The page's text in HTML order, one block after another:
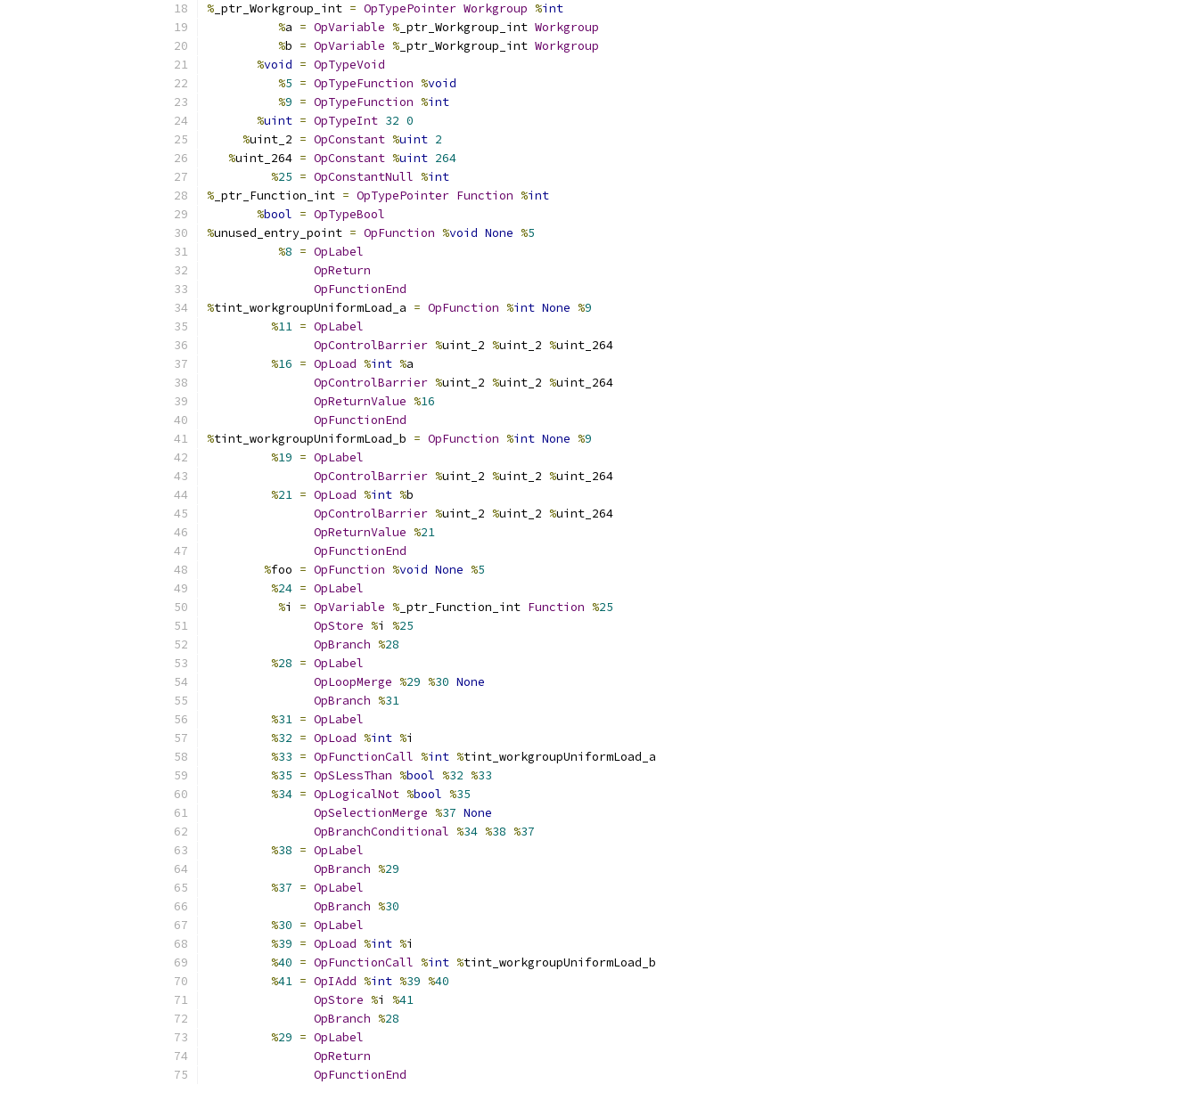
% _ptr_Workgroup_int = OpTypePointer Workgroup %int
%a = OpVariable % _ptr_Workgroup_int Workgroup
%b = OpVariable % _ptr_Workgroup_int Workgroup
%void = OpTypeVoid
%5 = OpTypeFunction %void
%9 = OpTypeFunction %int
%uint = OpTypeInt 32 0
%uint_2 = OpConstant %uint 2
%uint_264 = OpConstant %uint 264
%25 = OpConstantNull %int
% _ptr_Function_int = OpTypePointer Function %int
%bool = OpTypeBool
%unused_entry_point = OpFunction %void None %5
%8 = OpLabel
OpReturn
OpFunctionEnd
%tint_workgroupUniformLoad_a = OpFunction %int None %9
%11 = OpLabel
OpControlBarrier %uint_2 %uint_2 %uint_264
%16 = OpLoad %int %a
OpControlBarrier %uint_2 %uint_2 %uint_264
OpReturnValue %16
OpFunctionEnd
%tint_workgroupUniformLoad_b = OpFunction %int None %9
%19 = OpLabel
OpControlBarrier %uint_2 %uint_2 %uint_264
%21 = OpLoad %int %b
OpControlBarrier %uint_2 %uint_2 %uint_264
OpReturnValue %21
OpFunctionEnd
%foo = OpFunction %void None %5
%24 = OpLabel
%i = OpVariable % _ptr_Function_int Function %25
OpStore %i %25
OpBranch %28
%28 = OpLabel
OpLoopMerge %29 %30 None
OpBranch %31
%31 = OpLabel
%32 = OpLoad %int %i
%33 = OpFunctionCall %int %tint_workgroupUniformLoad_a
%35 = OpSLessThan %bool %32 %33
%34 = OpLogicalNot %bool %35
OpSelectionMerge %37 None
OpBranchConditional %34 %38 %37
%38 = OpLabel
OpBranch %29
%37 = OpLabel
OpBranch %30
%30 = OpLabel
%39 = OpLoad %int %i
%40 = OpFunctionCall %int %tint_workgroupUniformLoad_b
%41 = OpIAdd %int %39 %40
OpStore %i %41
OpBranch %28
%29 = OpLabel
OpReturn
OpFunctionEnd